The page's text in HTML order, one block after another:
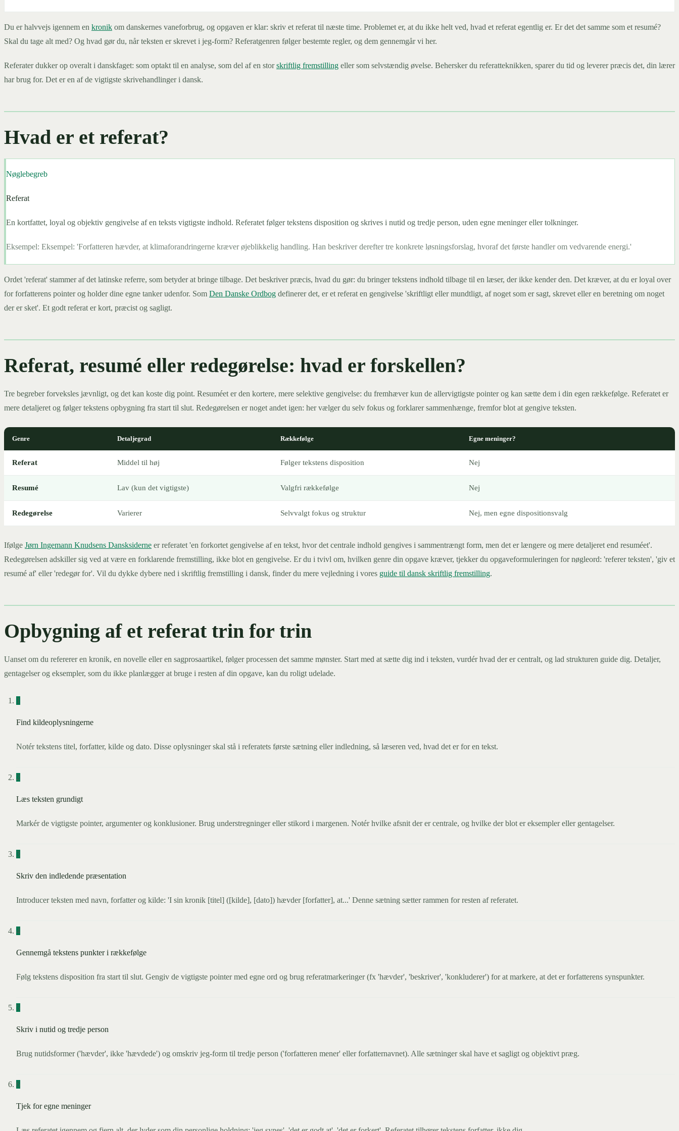
Du er halvvejs igennem en kronik om danskernes vaneforbrug, og opgaven er klar: skriv et referat til næste time. Problemet er, at du ikke helt ved, hvad et referat egentlig er. Er det det samme som et resumé?
Skal du tage alt med? Og hvad gør du, når teksten er skrevet i jeg-form? Referatgenren følger bestemte regler, og dem gennemgår vi her.
Referater dukker op overalt i danskfaget: som optakt til en analyse, som del af en storskriftlig fremstilling eller som selvstændig øvelse. Behersker du referatteknikken, sparer du tid og leverer præcis det, din lærer
har brug for. Det er en af de vigtigste skrivehandlinger i dansk.
Hvad er et referat?
Nøglebegreb
Referat
En kortfattet, loyal og objektiv gengivelse af en teksts vigtigste indhold. Referatet følger tekstens disposition og skrives i nutid og tredje person, uden egne meninger eller tolkninger.
Eksempel: Eksempel: 'Forfatteren hævder, at klimaforandringerne kræver øjeblikkelig handling. Han beskriver derefter tre konkrete løsningsforslag, hvoraf det første handler om vedvarende energi.'
Ordet 'referat' stammer af det latinske referre, som betyder at bringe tilbage. Det beskriver præcis, hvad du gør: du bringer tekstens indhold tilbage til en læser, der ikke kender den. Det kræver, at du er loyal over
for forfatterens pointer og holder dine egne tanker udenfor. Som Den Danske Ordbog definerer det, er et referat en gengivelse 'skriftligt eller mundtligt, af noget som er sagt, skrevet eller en beretning om noget
der er sket'. Et godt referat er kort, præcist og sagligt.
Referat, resumé eller redegørelse: hvad er forskellen?
Tre begreber forveksles jævnligt, og det kan koste dig point. Resuméet er den kortere, mere selektive gengivelse: du fremhæver kun de allervigtigste pointer og kan sætte dem i din egen rækkefølge. Referatet er
mere detaljeret og følger tekstens opbygning fra start til slut. Redegørelsen er noget andet igen: her vælger du selv fokus og forklarer sammenhænge, fremfor blot at gengive teksten.
Genre Detaljegrad Rækkefølge Egne meninger?
Referat Middel til høj Følger tekstens disposition Nej
Resumé Lav (kun det vigtigste) Valgfri rækkefølge Nej
Redegørelse Varierer Selvvalgt fokus og struktur Nej, men egne dispositionsvalg
Ifølge Jørn Ingemann Knudsens Dansksiderne er referatet 'en forkortet gengivelse af en tekst, hvor det centrale indhold gengives i sammentrængt form, men det er længere og mere detaljeret end resuméet'.
Redegørelsen adskiller sig ved at være en forklarende fremstilling, ikke blot en gengivelse. Er du i tvivl om, hvilken genre din opgave kræver, tjekker du opgaveformuleringen for nøgleord: 'referer teksten', 'giv et
resumé af' eller 'redegør for'. Vil du dykke dybere ned i skriftlig fremstilling i dansk, finder du mere vejledning i vores guide til dansk skriftlig fremstilling.
Opbygning af et referat trin for trin
Uanset om du refererer en kronik, en novelle eller en sagprosaartikel, følger processen det samme mønster. Start med at sætte dig ind i teksten, vurdér hvad der er centralt, og lad strukturen guide dig. Detaljer,
gentagelser og eksempler, som du ikke planlægger at bruge i resten af din opgave, kan du roligt udelade.
1
Find kildeoplysningerne
Notér tekstens titel, forfatter, kilde og dato. Disse oplysninger skal stå i referatets første sætning eller indledning, så læseren ved, hvad det er for en tekst.
2
Læs teksten grundigt
Markér de vigtigste pointer, argumenter og konklusioner. Brug understregninger eller stikord i margenen. Notér hvilke afsnit der er centrale, og hvilke der blot er eksempler eller gentagelser.
3
Skriv den indledende præsentation
Introducer teksten med navn, forfatter og kilde: 'I sin kronik [titel] ([kilde], [dato]) hævder [forfatter], at...' Denne sætning sætter rammen for resten af referatet.
4
Gennemgå tekstens punkter i rækkefølge
Følg tekstens disposition fra start til slut. Gengiv de vigtigste pointer med egne ord og brug referatmarkeringer (fx 'hævder', 'beskriver', 'konkluderer') for at markere, at det er forfatterens synspunkter.
5
Skriv i nutid og tredje person
Brug nutidsformer ('hævder', ikke 'hævdede') og omskriv jeg-form til tredje person ('forfatteren mener' eller forfatternavnet). Alle sætninger skal have et sagligt og objektivt præg.
6
Tjek for egne meninger